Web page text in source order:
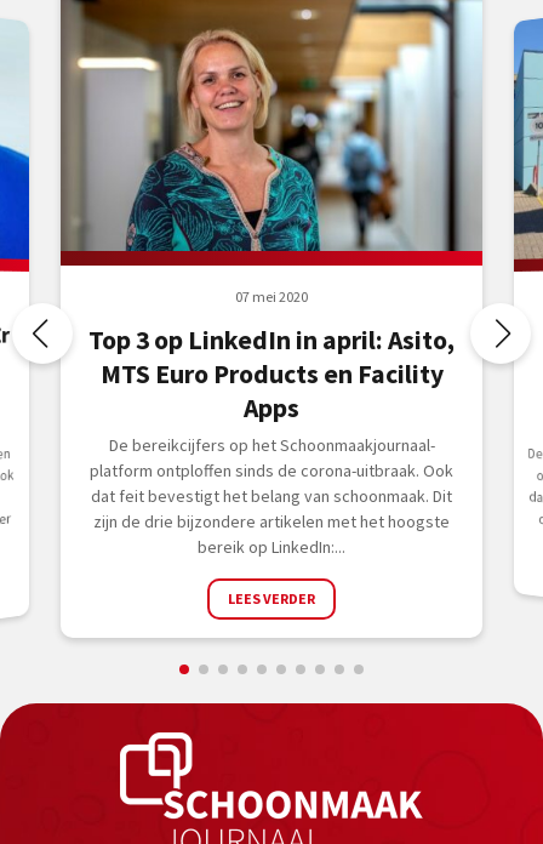
07 mei 2020
Top 3 op LinkedIn in april: Asito,
MTS Euro Products en Facility
Apps
De bereikcijfers op het Schoonmaakjournaal-
platform ontploffen sinds de corona-uitbraak. Ook
dat feit bevestigt het belang van schoonmaak. Dit
zijn de drie bijzondere artikelen met het hoogste
bereik op LinkedIn:...
LEES VERDER
De